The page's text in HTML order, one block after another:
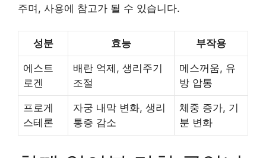
주며, 사용에 참고가 될 수 있습니다.
성분 효능 부작용
에스트
로겐
배란 억제, 생리주기
조절
메스꺼움, 유
방 압통
프로게
스테론
자궁 내막 변화, 생리
통증 감소
체중 증가, 기
분 변화